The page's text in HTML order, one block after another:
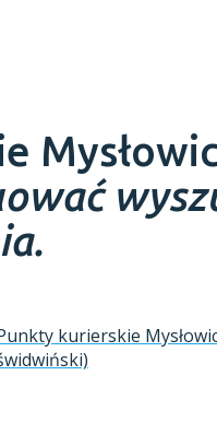
kurierskie